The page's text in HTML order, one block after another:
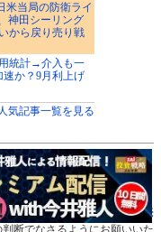
米当局の防衛ライ
神田シーリング
から戻り売り戦
統計→介入も一
か？9月利上げ
気記事一覧を見る
ＦＸ、クォンツ・リサーチ、
の提供を受けております。
的として運営しており、投
ません。通貨ペアの選択、売